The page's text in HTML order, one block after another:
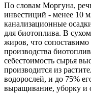
По словам Моргуна,
инвестиций - менее 10
канализационные
для биотоплива. В
жиров, что сопоставимо
производства
себестоимость сырья
производится из
водорослей, и до 75%
выращивание, уборку и